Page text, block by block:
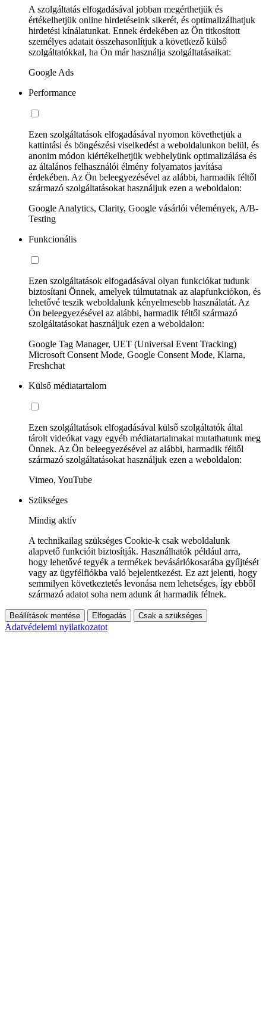
A szolgáltatás elfogadásával jobban megérthetjük és
értékelhetjük online hirdetéseink sikerét, és optimalizálhatjuk
hirdetési kínálatunkat. Ennek érdekében az Ön titkosított
személyes adatait összehasonlítjuk a következő külső
szolgáltatókkal, ha Ön már használja szolgáltatásaikat:
Google Ads
Performance
Ezen szolgáltatások elfogadásával nyomon követhetjük a
kattintási és böngészési viselkedést a weboldalunkon belül, és
anonim módon kiértékelhetjük webhelyünk optimalizálása és
az általános felhasználói élmény folyamatos javítása
érdekében. Az Ön beleegyezésével az alábbi, harmadik féltől
származó szolgáltatásokat használjuk ezen a weboldalon:
Google Analytics, Clarity, Google vásárlói vélemények, A/B-
Testing
Funkcionális
Ezen szolgáltatások elfogadásával olyan funkciókat tudunk
biztosítani Önnek, amelyek túlmutatnak az alapfunkciókon, és
lehetővé teszik weboldalunk kényelmesebb használatát. Az
Ön beleegyezésével az alábbi, harmadik féltől származó
szolgáltatásokat használjuk ezen a weboldalon:
Google Tag Manager, UET (Universal Event Tracking)
Microsoft Consent Mode, Google Consent Mode, Klarna,
Freshchat
Külső médiatartalom
Ezen szolgáltatások elfogadásával külső szolgáltatók által
tárolt videókat vagy egyéb médiatartalmakat mutathatunk meg
Önnek. Az Ön beleegyezésével az alábbi, harmadik féltől
származó szolgáltatásokat használjuk ezen a weboldalon:
Vimeo, YouTube
Szükséges
Mindig aktív
A technikailag szükséges Cookie-k csak weboldalunk
alapvető funkcióit biztosítják. Használhatók például arra,
hogy lehetővé tegyék a termékek bevásárlókosarába gyűjtését
vagy az ügyfélfiókba való bejelentkezést. Ez azt jelenti, hogy
semmilyen következtetés levonása nem lehetséges, így ebből
származó adatot soha nem adunk át harmadik félnek.
Beállítások mentése Elfogadás Csak a szükséges
Adatvédelemi nyilatkozatot